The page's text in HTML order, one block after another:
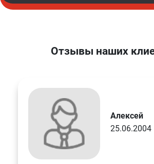
Отзывы наших
Алексей
25.06.2004